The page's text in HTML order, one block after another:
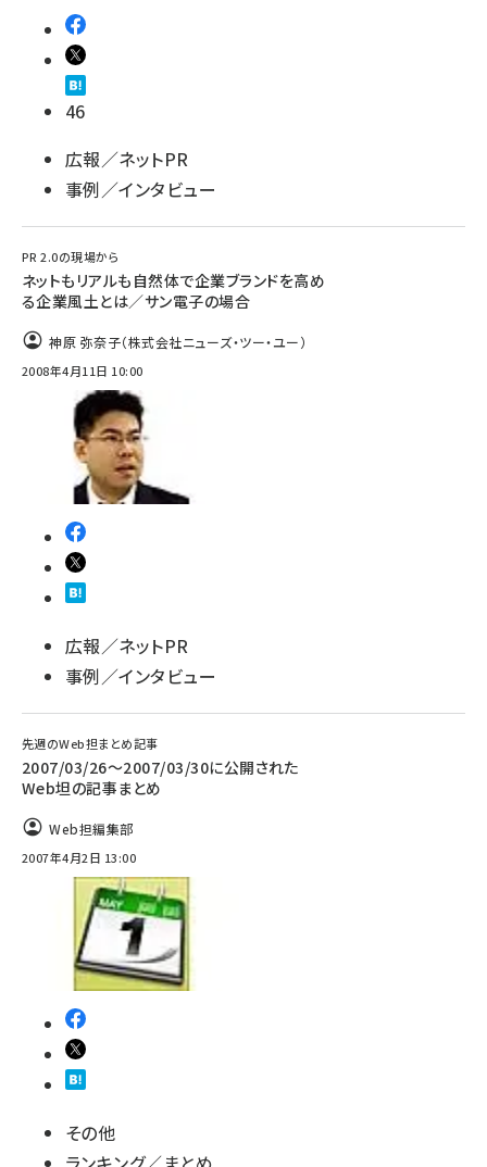
46
広報／ネットPR
事例／インタビュー
PR 2.0の現場から
ネットもリアルも自然体で企業ブランドを高め
る企業風土とは／サン電子の場合
神原 弥奈子（株式会社ニューズ・ツー・ユー）
2008年4月11日 10:00
広報／ネットPR
事例／インタビュー
先週のWeb担まとめ記事
2007/03/26〜2007/03/30に公開された
Web坦の記事まとめ
Web担編集部
2007年4月2日 13:00
その他